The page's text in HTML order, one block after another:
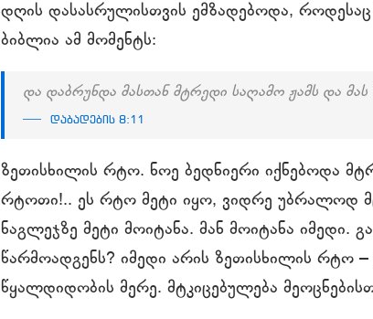
დღის დასასრულისთვის ემზადებოდა, როდესაც
ბიბლია ამ მომენტს:
და დაბრუნდა მასთან მტრედი საღამო ჟამს და
დაბადების 8:11
ზეთისხილის რტო. ნოე ბედნიერი იქნებოდა
რტოთი!.. ეს რტო მეტი იყო, ვიდრე უბრალოდ
ნაგლეჯზე მეტი მოიტანა. მან მოიტანა იმედი.
წარმოადგენს? იმედი არის ზეთისხილის რტო –
წყალდიდობის მერე. მტკიცებულება